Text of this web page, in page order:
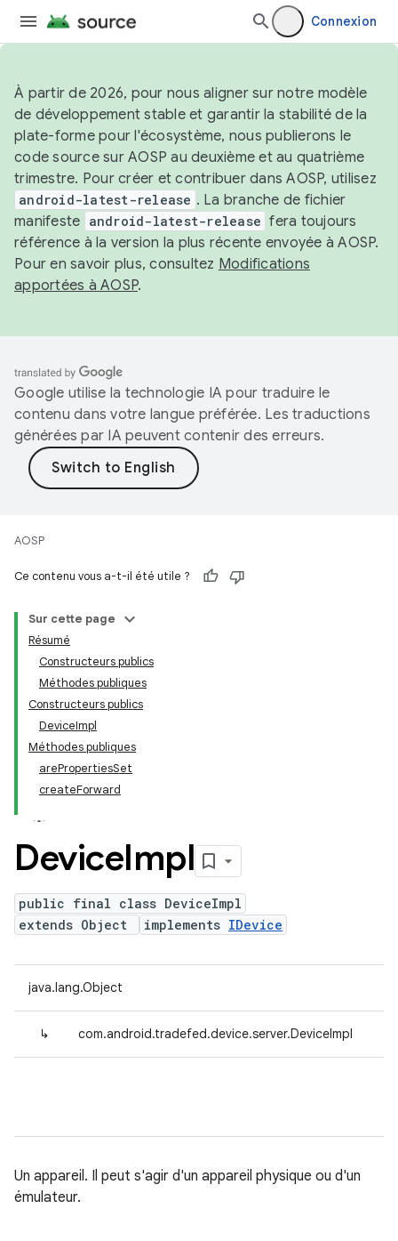
Connexion
À partir de 2026, pour nous aligner sur notre modèle
de développement stable et garantir la stabilité de la
plate-forme pour l'écosystème, nous publierons le
code source sur AOSP au deuxième et au quatrième
trimestre. Pour créer et contribuer dans AOSP, utilisez
android-latest-release . La branche de fichier
manifeste android-latest-release fera toujours
référence à la version la plus récente envoyée à AOSP.
Pour en savoir plus, consultez Modifications
apportées à AOSP.
Google utilise la technologie IA pour traduire le
contenu dans votre langue préférée. Les traductions
générées par IA peuvent contenir des erreurs.
AOSP
Ce contenu vous a-t-il été utile ?
Sur cette page
Résumé
Constructeurs publics
Méthodes publiques
Constructeurs publics
DeviceImpl
Méthodes publiques
arePropertiesSet
createForward
DeviceImpl
public final class DeviceImpl
extends Object
implements IDevice
java.lang.Object
↳ com.android.tradefed.device.server.DeviceImpl
Un appareil. Il peut s'agir d'un appareil physique ou d'un
émulateur.